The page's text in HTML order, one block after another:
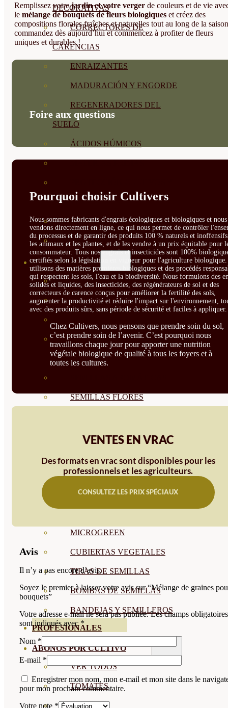
DECORATIVAS
CORRECTORES DE
CARENCIAS
ENRAIZANTES
MADURACIÓN Y ENGORDE
REGENERADORES DEL
SUELO
ÁCIDOS HÚMICOS
PLANTAS
PLANTAS INTERIOR
GROWPUNCH
SEMILLAS
VER TODAS
BIODINÁMICAS DEMETER
SEMILLAS HORTALIZA DE
HOJA
SEMILLAS FLORES
COMESTIBLES
SEMILLAS BRASICAS
SEMILLAS RAÍZ
MICROGREEN
CUBIERTAS VEGETALES
TIRAS DE SEMILLAS
BOMBAS DE SEMILLAS
BANDEJAS Y SEMILLEROS
PROFESIONALES
ABONOS POR CULTIVO
VER TODOS
TOMATES
HUERTO
Remplissez votrejardin et votre verger de couleurs et de vie
le mélange de bouquets de fleurs biologiques et créez des
compositions florales fraîches et naturelles tout au long de la
commandez dès aujourd’hui et commencez à profiter de fleurs
uniques et durables !
Foire aux questions
Pourquoi choisir Cultivers
Nous sommes fabricants d'engrais écologiques et biologiques et nous
vendons directement en ligne, ce qui nous permet de contrôler
du processus et de garantir des produits 100 % naturels et
les animaux et les plantes, et de les vendre à un prix équitable pour
consommateur. Tous nos engrais et insecticides sont 100%
certifiés selon la législation en vigueur pour l'agriculture biologique.
utilisons des matières premières biologiques et des procédés
qui respectent les sols, l'eau et la biodiversité. Nous formulons des
solides et liquides, des insecticides, des régénérateurs de sol et des
correcteurs de carence conçus pour améliorer la fertilité des sols,
augmenter la productivité et réduire l'impact sur l'environnement,
avec des produits sûrs, sans période de sécurité et faciles à appliquer.
Chez Cultivers, nous pensons que prendre soin du sol,
c’est prendre soin de l’avenir. C’est pourquoi nous
travaillons chaque jour pour apporter une nutrition
végétale biologique de qualité à tous les foyers et à
toutes les cultures.
VENTES EN VRAC
Des formats en vrac sont disponibles pour les
professionnels et les agriculteurs.
CONSULTEZ LES PRIX SPÉCIAUX
Avis
Il n’y a pas encore d’avis.
Soyez le premier à laisser votre avis sur “Mélange de graines
bouquets”
Votre adresse e-mail ne sera pas publiée. Les champs obligatoires
sont indiqués avec*
Nom *
E-mail *
Enregistrer mon nom, mon e-mail et mon site dans le
pour mon prochain commentaire.
Votre note *